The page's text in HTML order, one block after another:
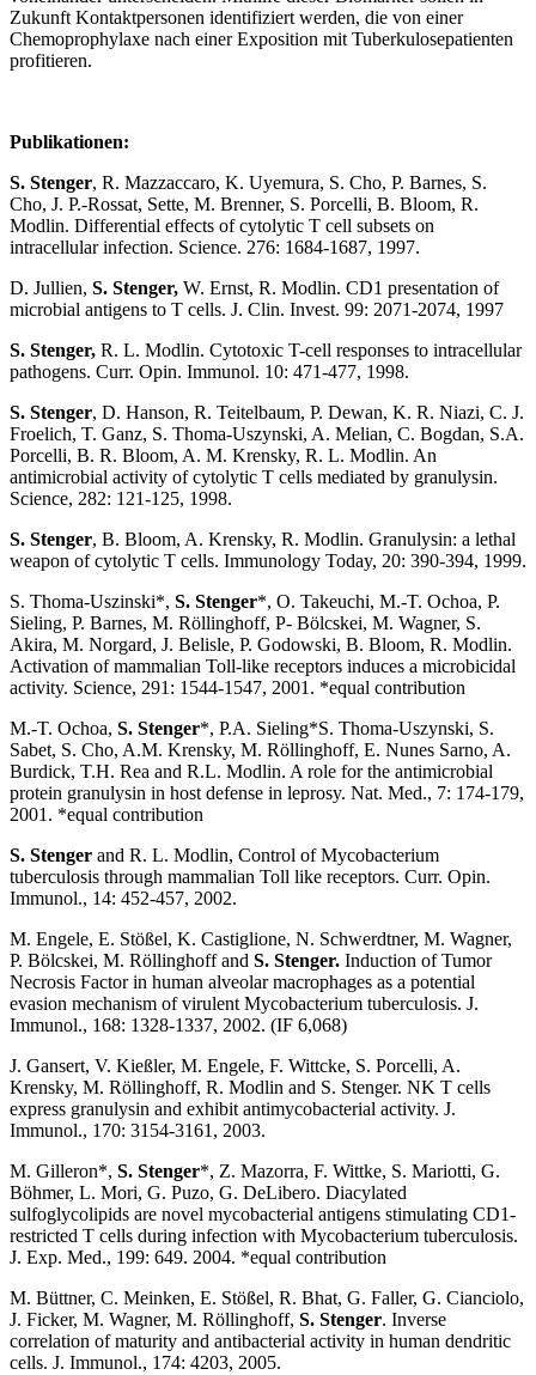
Zukunft Kontaktpersonen identifiziert werden, die von einer
Chemoprophylaxe nach einer Exposition mit Tuberkulosepatienten
profitieren.
Publikationen:
S. Stenger, R. Mazzaccaro, K. Uyemura, S. Cho, P. Barnes, S.
Cho, J. P.-Rossat, Sette, M. Brenner, S. Porcelli, B. Bloom, R.
Modlin. Differential effects of cytolytic T cell subsets on
intracellular infection. Science. 276: 1684-1687, 1997.
D. Jullien, S. Stenger, W. Ernst, R. Modlin. CD1 presentation of
microbial antigens to T cells. J. Clin. Invest. 99: 2071-2074, 1997
S. Stenger, R. L. Modlin. Cytotoxic T-cell responses to intracellular
pathogens. Curr. Opin. Immunol. 10: 471-477, 1998.
S. Stenger, D. Hanson, R. Teitelbaum, P. Dewan, K. R. Niazi, C. J.
Froelich, T. Ganz, S. Thoma-Uszynski, A. Melian, C. Bogdan, S.A.
Porcelli, B. R. Bloom, A. M. Krensky, R. L. Modlin. An
antimicrobial activity of cytolytic T cells mediated by granulysin.
Science, 282: 121-125, 1998.
S. Stenger, B. Bloom, A. Krensky, R. Modlin. Granulysin: a lethal
weapon of cytolytic T cells. Immunology Today, 20: 390-394, 1999.
S. Thoma-Uszinski*, S. Stenger*, O. Takeuchi, M.-T. Ochoa, P.
Sieling, P. Barnes, M. Röllinghoff, P- Bölcskei, M. Wagner, S.
Akira, M. Norgard, J. Belisle, P. Godowski, B. Bloom, R. Modlin.
Activation of mammalian Toll-like receptors induces a microbicidal
activity. Science, 291: 1544-1547, 2001. *equal contribution
M.-T. Ochoa, S. Stenger*, P.A. Sieling*S. Thoma-Uszynski, S.
Sabet, S. Cho, A.M. Krensky, M. Röllinghoff, E. Nunes Sarno, A.
Burdick, T.H. Rea and R.L. Modlin. A role for the antimicrobial
protein granulysin in host defense in leprosy. Nat. Med., 7: 174-179,
2001. *equal contribution
S. Stenger and R. L. Modlin, Control of Mycobacterium
tuberculosis through mammalian Toll like receptors. Curr. Opin.
Immunol., 14: 452-457, 2002.
M. Engele, E. Stößel, K. Castiglione, N. Schwerdtner, M. Wagner,
P. Bölcskei, M. Röllinghoff and S. Stenger. Induction of Tumor
Necrosis Factor in human alveolar macrophages as a potential
evasion mechanism of virulent Mycobacterium tuberculosis. J.
Immunol., 168: 1328-1337, 2002. (IF 6,068)
J. Gansert, V. Kießler, M. Engele, F. Wittcke, S. Porcelli, A.
Krensky, M. Röllinghoff, R. Modlin and S. Stenger. NK T cells
express granulysin and exhibit antimycobacterial activity. J.
Immunol., 170: 3154-3161, 2003.
M. Gilleron*, S. Stenger*, Z. Mazorra, F. Wittke, S. Mariotti, G.
Böhmer, L. Mori, G. Puzo, G. DeLibero. Diacylated
sulfoglycolipids are novel mycobacterial antigens stimulating CD1-
restricted T cells during infection with Mycobacterium tuberculosis.
J. Exp. Med., 199: 649. 2004. *equal contribution
M. Büttner, C. Meinken, E. Stößel, R. Bhat, G. Faller, G. Cianciolo,
J. Ficker, M. Wagner, M. Röllinghoff, S. Stenger. Inverse
correlation of maturity and antibacterial activity in human dendritic
cells. J. Immunol., 174: 4203, 2005.